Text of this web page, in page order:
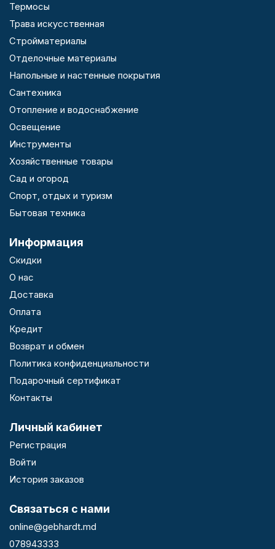
Термосы
Трава искусственная
Стройматериалы
Отделочные материалы
Напольные и настенные покрытия
Сантехника
Отопление и водоснабжение
Освещение
Инструменты
Хозяйственные товары
Сад и огород
Спорт, отдых и туризм
Бытовая техника
Информация
Скидки
О нас
Доставка
Оплата
Кредит
Возврат и обмен
Политика конфиденциальности
Подарочный сертификат
Контакты
Личный кабинет
Регистрация
Войти
История заказов
Связаться с нами
online@gebhardt.md
078943333